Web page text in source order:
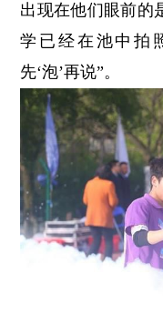
出现在他们眼前的
学已经在池中拍
先‘泡’再说”。